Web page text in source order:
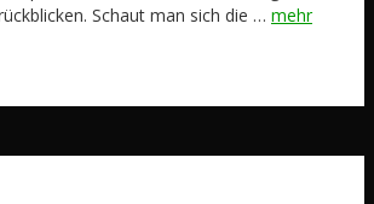
Schaut man sich die … mehr